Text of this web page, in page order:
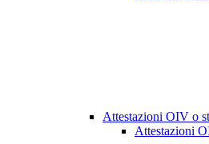
Attestazioni OIV o
Attestazioni